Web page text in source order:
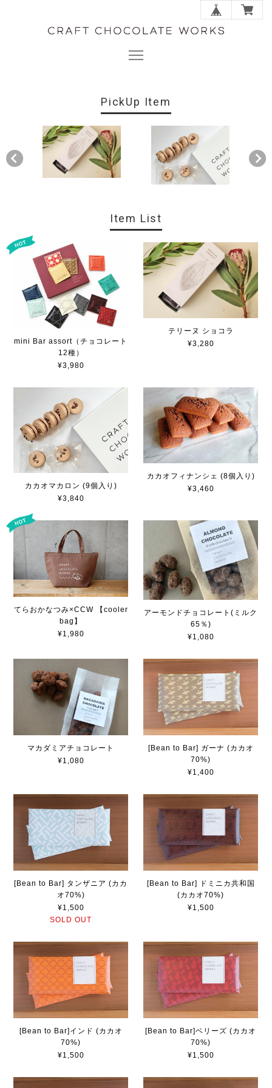
PickUp Item
Item List
mini Bar assort（チョコレート
12種）
¥3,980
テリーヌ ショコラ
¥3,280
カカオマカロン (9個入り)
¥3,840
カカオフィナンシェ (8個入り)
¥3,460
てらおかなつみ×CCW 【cooler
bag】
¥1,980
アーモンドチョコレート(ミルク
65％)
¥1,080
マカダミアチョコレート
¥1,080
[Bean to Bar] ガーナ (カカオ
70%)
¥1,400
[Bean to Bar] タンザニア (カカ
オ70%)
¥1,500
SOLD OUT
[Bean to Bar] ドミニカ共和国
(カカオ70%)
¥1,500
[Bean to Bar]インド (カカオ
70%)
¥1,500
[Bean to Bar]ベリーズ (カカオ
70%)
¥1,500